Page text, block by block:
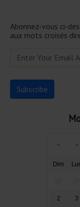
Abonnez-vous ci-
aux mots croisés
Dim
2 3